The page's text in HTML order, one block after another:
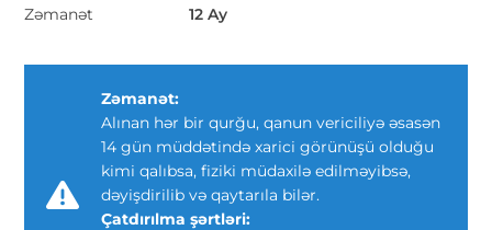
Zəmanət 12 Ay
Zəmanət:
Alınan hər bir qurğu, qanun vericiliyə əsasən
14 gün müddətində xarici görünüşü olduğu
kimi qalıbsa, fiziki müdaxilə edilməyibsə,
dəyişdirilib və qaytarıla bilər.
Çatdırılma şərtləri: